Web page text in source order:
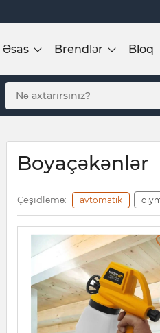
Əsas Brendlər Bloq
Boyaçəkənlər
Çeşidləmə: avtomatik